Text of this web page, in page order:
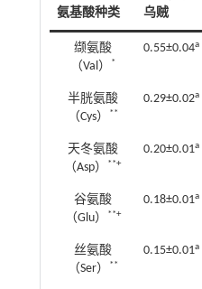
氨基酸种类
乌贼
缬氨酸
（Val）
*
0.55±0.04a
半胱氨酸
（Cys）
**
0.29±0.02a
天冬氨酸
（Asp）
**+
0.20±0.01a
谷氨酸
（Glu）
**+
0.18±0.01a
丝氨酸
（Ser）
**
0.15±0.01a